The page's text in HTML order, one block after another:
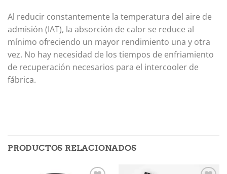
Al reducir constantemente la temperatura del aire de
admisión (IAT), la absorción de calor se reduce al
mínimo ofreciendo un mayor rendimiento una y otra
vez. No hay necesidad de los tiempos de enfriamiento
de recuperación necesarios para el intercooler de
fábrica.
PRODUCTOS RELACIONADOS